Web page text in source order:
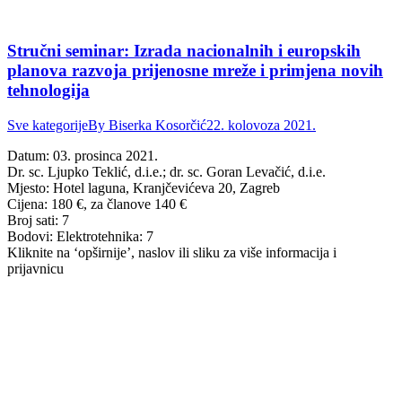
Stručni seminar: Izrada nacionalnih i europskih
planova razvoja prijenosne mreže i primjena novih
tehnologija
Sve kategorijeBy Biserka Kosorčić22. kolovoza 2021.
Datum: 03. prosinca 2021.
Dr. sc. Ljupko Teklić, d.i.e.; dr. sc. Goran Levačić, d.i.e.
Mjesto: Hotel laguna, Kranjčevićeva 20, Zagreb
Cijena: 180 €, za članove 140 €
Broj sati: 7
Bodovi: Elektrotehnika: 7
Kliknite na ‘opširnije’, naslov ili sliku za više informacija i
prijavnicu